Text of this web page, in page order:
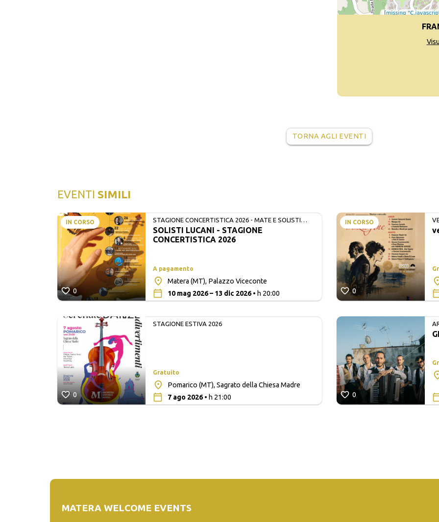
TORNA AGLI EVENTI
EVENTI SIMILI
IN CORSO
0
STAGIONE CONCERTISTICA 2026 - MATE E SOLISTI
LUCANI
SOLISTI LUCANI - STAGIONE
CONCERTISTICA 2026
A pagamento
Matera (MT), Palazzo Viceconte
10 mag 2026 – 13 dic 2026• h 20:00
0
STAGIONE ESTIVA 2026
Gratuito
Pomarico (MT), Sagrato della Chiesa Madre
7 ago 2026• h 21:00
IN CORSO
0
0
MATERA WELCOME EVENTS